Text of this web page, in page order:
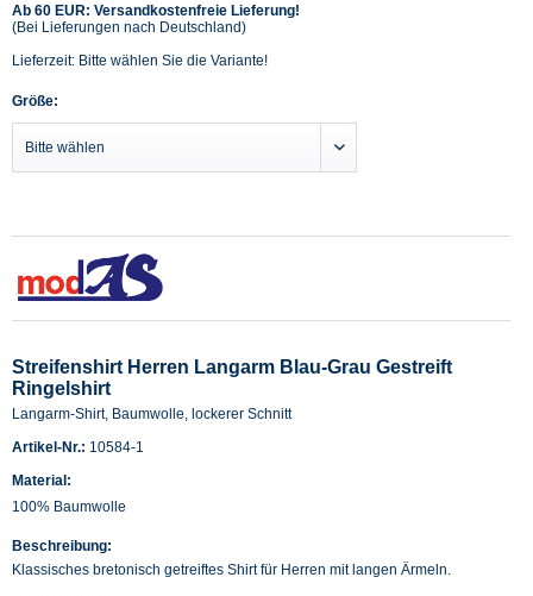
Ab 60 EUR: Versandkostenfreie Lieferung!
(Bei Lieferungen nach Deutschland)
Lieferzeit: Bitte wählen Sie die Variante!
Größe:
Streifenshirt Herren Langarm Blau-Grau Gestreift
Ringelshirt
Langarm-Shirt, Baumwolle, lockerer Schnitt
Artikel-Nr.: 10584-1
Material:
100% Baumwolle
Beschreibung:
Klassisches bretonisch getreiftes Shirt für Herren mit langen Ärmeln.